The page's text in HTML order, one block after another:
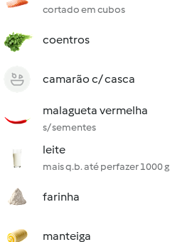
cortado em cubos
coentros
camarão c/ casca
malagueta vermelha
s/ sementes
leite
mais q.b. até perfazer 1000 g
farinha
manteiga